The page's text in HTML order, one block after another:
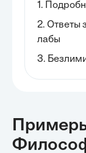
1.
2. Ответы
лабы
3.